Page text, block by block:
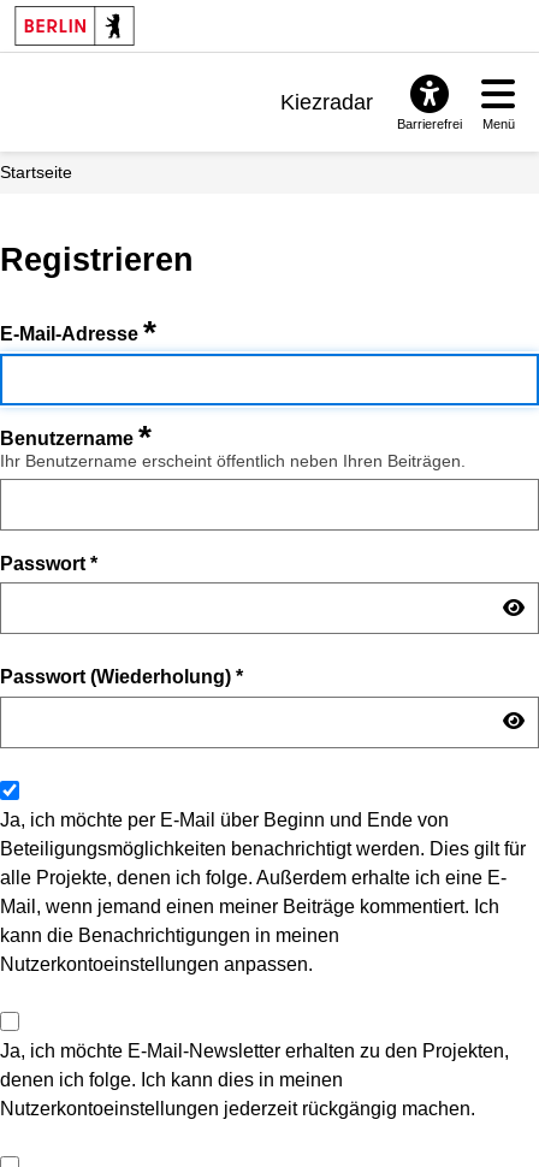
Kiezradar
Barrierefrei Menü
Startseite
Registrieren
E-Mail-Adresse *
Benutzername *
Ihr Benutzername erscheint öffentlich neben Ihren Beiträgen.
Passwort *
Passwort (Wiederholung) *
Ja, ich möchte per E-Mail über Beginn und Ende von
Beteiligungsmöglichkeiten benachrichtigt werden. Dies gilt für
alle Projekte, denen ich folge. Außerdem erhalte ich eine E-
Mail, wenn jemand einen meiner Beiträge kommentiert. Ich
kann die Benachrichtigungen in meinen
Nutzerkontoeinstellungen anpassen.
Ja, ich möchte E-Mail-Newsletter erhalten zu den Projekten,
denen ich folge. Ich kann dies in meinen
Nutzerkontoeinstellungen jederzeit rückgängig machen.